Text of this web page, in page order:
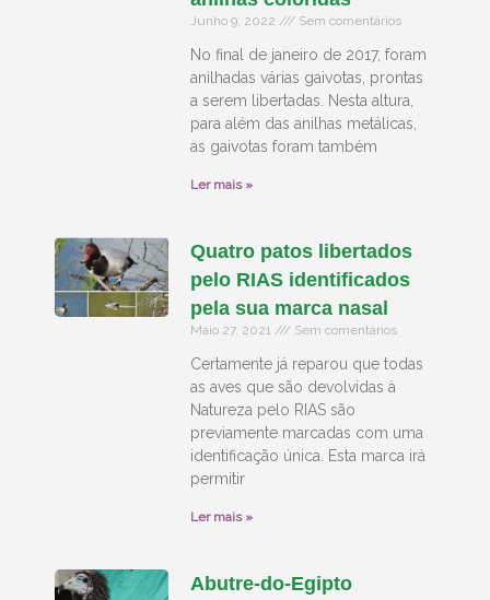
Junho 9, 2022 Sem comentários
No final de janeiro de 2017, foram
anilhadas várias gaivotas, prontas
a serem libertadas. Nesta altura,
para além das anilhas metálicas,
as gaivotas foram também
Ler mais »
Quatro patos libertados
pelo RIAS identificados
pela sua marca nasal
Maio 27, 2021 Sem comentários
Certamente já reparou que todas
as aves que são devolvidas à
Natureza pelo RIAS são
previamente marcadas com uma
identificação única. Esta marca irá
permitir
Ler mais »
Abutre-do-Egipto